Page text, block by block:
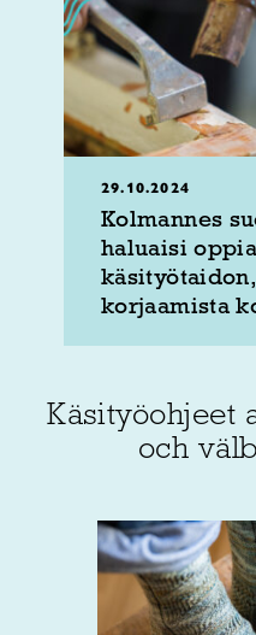
29.10.2024
Kolmannes
haluaisi
korjaamista
Käsityöohjeet
och